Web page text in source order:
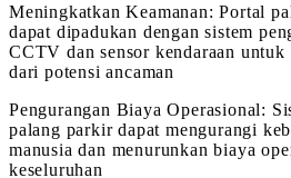
Meningkatkan Keamanan: Portal
dapat dipadukan dengan sistem
CCTV dan sensor kendaraan
dari potensi ancaman
Pengurangan Biaya Operasional:
palang parkir dapat mengurangi
manusia dan menurunkan biaya
keseluruhan